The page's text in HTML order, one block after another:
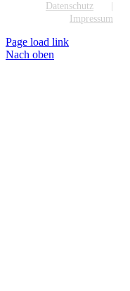
Datenschutz
Impressum
Page load link
Nach oben